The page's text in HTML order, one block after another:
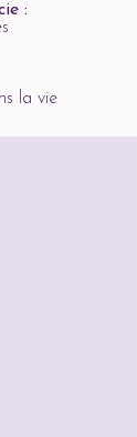
:
la vie